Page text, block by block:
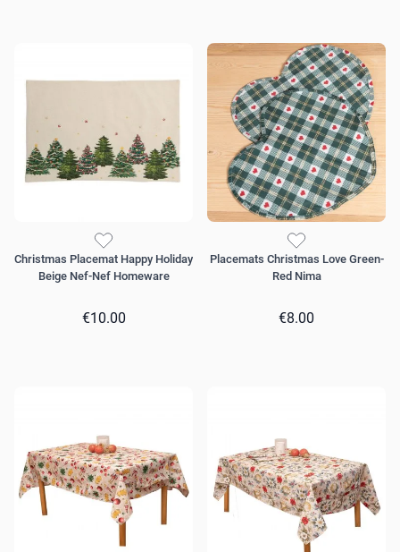
Christmas Placemat Happy Holiday
Beige Nef-Nef Homeware
€10.00
Placemats Christmas Love Green-
Red Nima
€8.00